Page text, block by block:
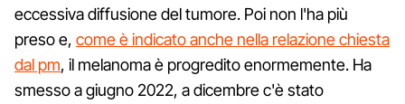
eccessiva diffusione del tumore. Poi non l'ha più
preso e, come è indicato anche nella relazione chiesta
dal pm, il melanoma è progredito enormemente. Ha
smesso a giugno 2022, a dicembre c'è stato